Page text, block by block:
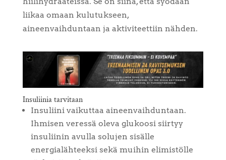
liikaa omaan kulutukseen,
aineenvaihduntaan ja aktiviteettiin nähden.
Insuliinia tarvitaan
Insuliini vaikuttaa aineenvaihduntaan.
Ihmisen veressä oleva glukoosi siirtyy
insuliinin avulla solujen sisälle
energialähteeksi sekä muihin elimistölle